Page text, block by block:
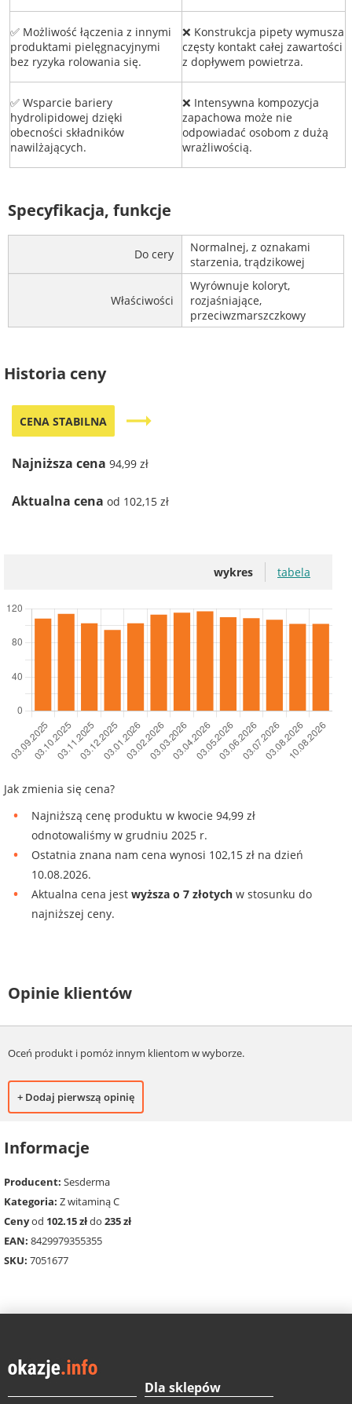
✅ Możliwość łączenia z innymi
produktami pielęgnacyjnymi
bez ryzyka rolowania się.
❌ Konstrukcja pipety wymusza
częsty kontakt całej zawartości
z dopływem powietrza.
✅ Wsparcie bariery
hydrolipidowej dzięki
obecności składników
nawilżających.
❌ Intensywna kompozycja
zapachowa może nie
odpowiadać osobom z dużą
wrażliwością.
Specyfikacja, funkcje
Do cery
Normalnej, z oznakami
starzenia, trądzikowej
Właściwości
Wyrównuje koloryt,
rozjaśniające,
przeciwzmarszczkowy
Historia ceny
CENA STABILNA trending_flat
Najniższa cena 94,99 zł
Aktualna cena od 102,15 zł
wykres tabela
Jak zmienia się cena?
Najniższą cenę produktu w kwocie 94,99 zł
odnotowaliśmy w grudniu 2025 r.
Ostatnia znana nam cena wynosi 102,15 zł na dzień
10.08.2026.
Aktualna cena jest wyższa o 7 złotych w stosunku do
najniższej ceny.
Opinie klientów
Oceń produkt i pomóż innym klientom w wyborze.
+ Dodaj pierwszą opinię
Informacje
Producent: Sesderma
Kategoria: Z witaminą C
Cenyod 102.15 złdo 235 zł
EAN: 8429979355355
SKU: 7051677
Dla sklepów